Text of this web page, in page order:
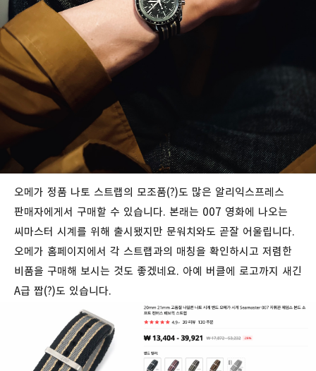
오메가 정품 나토 스트랩의 모조품(?)도 많은 알리익스프레스
판매자에게서 구매할 수 있습니다. 본래는 007 영화에 나오는
씨마스터 시계를 위해 출시됐지만 문워치와도 곧잘 어울립니다.
오메가 홈페이지에서 각 스트랩과의 매칭을 확인하시고 저렴한
비품을 구매해 보시는 것도 좋겠네요. 아예 버클에 로고까지 새긴
A급 짭(?)도 있습니다.